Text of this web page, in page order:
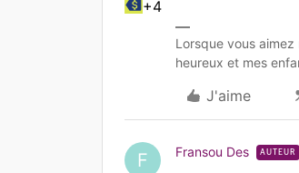
+4
Lorsque vous
heureux et mes
J'aime
F Fransou Des AUTEUR